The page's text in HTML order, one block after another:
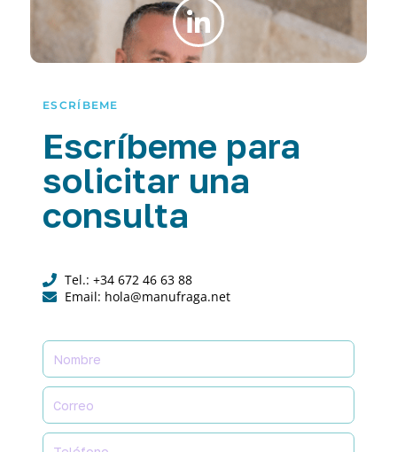
ESCRÍBEME
Escríbeme para
solicitar una
consulta
Tel.: +34 672 46 63 88
Email: hola@manufraga.net